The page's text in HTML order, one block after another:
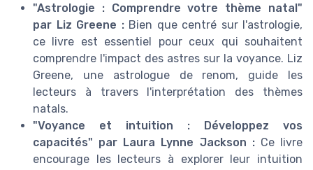
"Astrologie : Comprendre votre thème natal"
par Liz Greene :Bien que centré sur l'astrologie,
ce livre est essentiel pour ceux qui souhaitent
comprendre l'impact des astres sur la voyance. Liz
Greene, une astrologue de renom, guide les
lecteurs à travers l'interprétation des thèmes
natals.
"Voyance et intuition : Développez vos
capacités" par Laura Lynne Jackson :Ce livre
encourage les lecteurs à explorer leur intuition